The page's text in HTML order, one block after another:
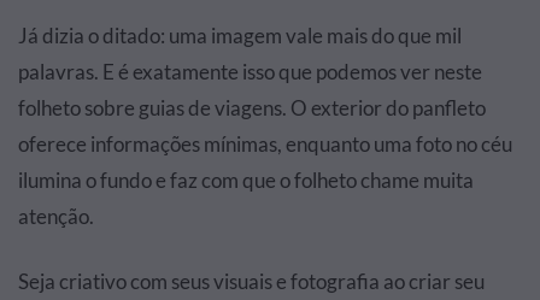
Já dizia o ditado: uma imagem vale mais do que mil
palavras. E é exatamente isso que podemos ver neste
folheto sobre guias de viagens. O exterior do panfleto
oferece informações mínimas, enquanto uma foto no céu
ilumina o fundo e faz com que o folheto chame muita
atenção.
Seja criativo com seus visuais e fotografia ao criar seu